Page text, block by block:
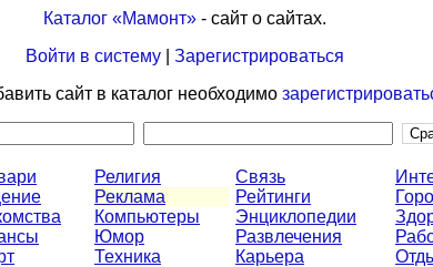
Каталог «Мамонт»- сайт о сайтах.
Войти в систему| Зарегистрироваться
сайт в каталог необходимо
Религия
Реклама
Компьютеры
Юмор
Техника
Связь
Рейтинги
Энциклопедии
Развлечения
Карьера